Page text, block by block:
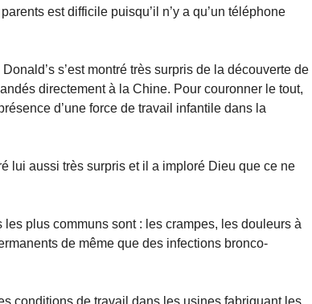
est difficile puisqu’il n’y a qu’un téléphone
s’est montré très surpris de la découverte de
directement à la Chine. Pour couronner le tout,
d’une force de travail infantile dans la
lui aussi très surpris et il a imploré Dieu que ce ne
plus communs sont : les crampes, les douleurs à
de même que des infections bronco-
conditions de travail dans les usines fabriquant les